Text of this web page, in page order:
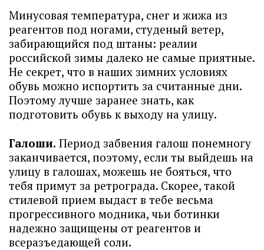
Минусовая температура, снег и жижа из
реагентов под ногами, студеный ветер,
забирающийся под штаны: реалии
российской зимы далеко не самые приятные.
Не секрет, что в наших зимних условиях
обувь можно испортить за считанные дни.
Поэтому лучше заранее знать, как
подготовить обувь к выходу на улицу.
Галоши. Период забвения галош понемногу
заканчивается, поэтому, если ты выйдешь на
улицу в галошах, можешь не бояться, что
тебя примут за ретрограда. Скорее, такой
стилевой прием выдаст в тебе весьма
прогрессивного модника, чьи ботинки
надежно защищены от реагентов и
всеразъедающей соли.